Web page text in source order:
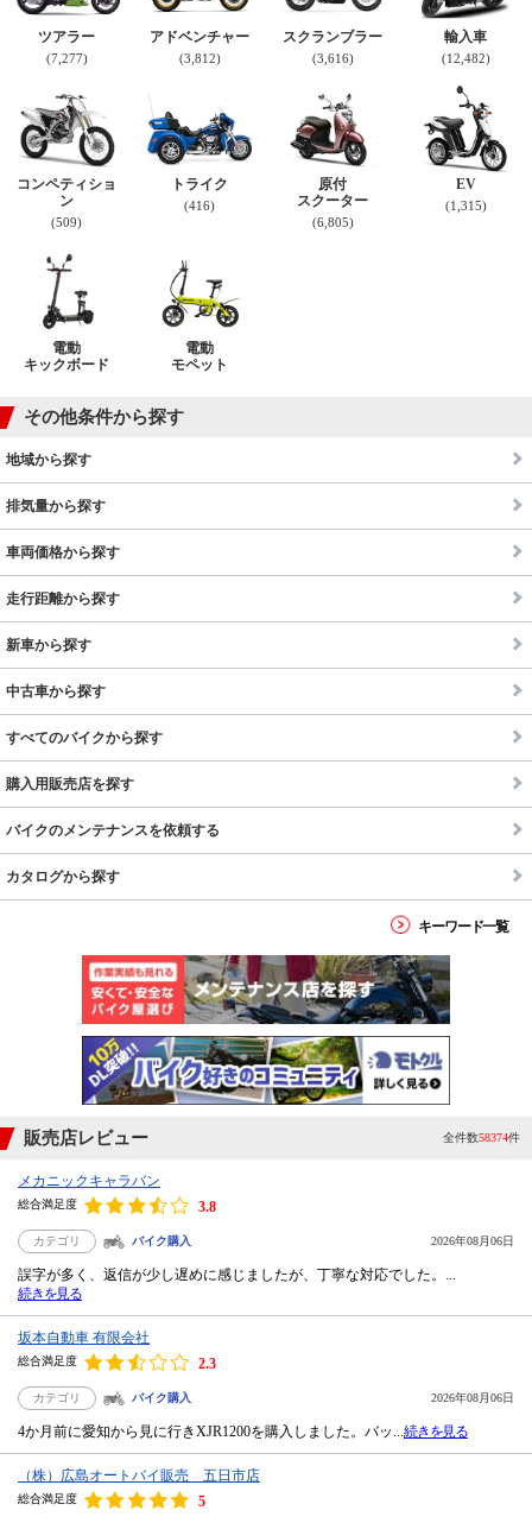
ツアラー
(7,277)
アドベンチャー
(3,812)
スクランブラー
(3,616)
輸入車
(12,482)
コンペティショ
ン
(509)
トライク
(416)
原付
スクーター
(6,805)
EV
(1,315)
電動
キックボード
電動
モペット
その他条件から探す
地域から探す
排気量から探す
車両価格から探す
走行距離から探す
新車から探す
中古車から探す
すべてのバイクから探す
購入用販売店を探す
バイクのメンテナンスを依頼する
カタログから探す
キーワード一覧
販売店レビュー 全件数58374件
メカニックキャラバン
総合満足度 3.8
カテゴリ バイク購入 2026年08月06日
誤字が多く、返信が少し遅めに感じましたが、丁寧な対応でした。...
続きを見る
坂本自動車 有限会社
総合満足度 2.3
カテゴリ バイク購入 2026年08月06日
4か月前に愛知から見に行きXJR1200を購入しました。バッ...続きを見る
（株）広島オートバイ販売 五日市店
総合満足度 5